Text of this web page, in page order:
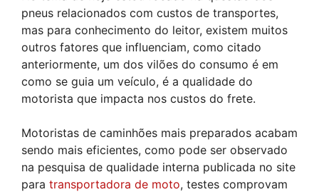
pneus relacionados com custos de transportes,
mas para conhecimento do leitor, existem muitos
outros fatores que influenciam, como citado
anteriormente, um dos vilões do consumo é em
como se guia um veículo, é a qualidade do
motorista que impacta nos custos do frete.
Motoristas de caminhões mais preparados acabam
sendo mais eficientes, como pode ser observado
na pesquisa de qualidade interna publicada no site
para transportadora de moto, testes comprovam